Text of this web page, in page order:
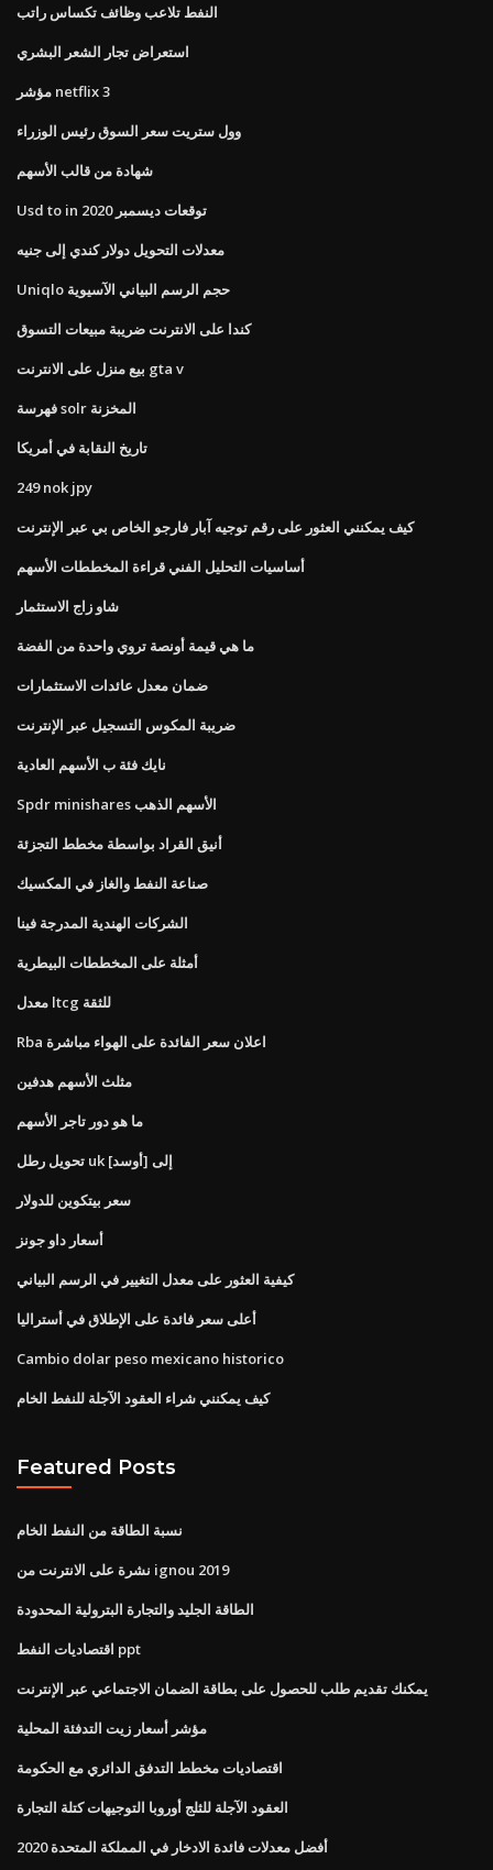
النفط تلاعب وظائف تكساس راتب
استعراض تجار الشعر البشري
مؤشر netflix 3
وول ستريت سعر السوق رئيس الوزراء
شهادة من قالب الأسهم
Usd to in توقعات ديسمبر 2020
معدلات التحويل دولار كندي إلى جنيه
Uniqlo حجم الرسم البياني الآسيوية
كندا على الانترنت ضريبة مبيعات التسوق
بيع منزل على الانترنت gta v
فهرسة solr المخزنة
تاريخ النقابة في أمريكا
249 nok jpy
كيف يمكنني العثور على رقم توجيه آبار فارجو الخاص بي عبر الإنترنت
أساسيات التحليل الفني قراءة المخططات الأسهم
شاو زاج الاستثمار
ما هي قيمة أونصة تروي واحدة من الفضة
ضمان معدل عائدات الاستثمارات
ضريبة المكوس التسجيل عبر الإنترنت
نايك فئة ب الأسهم العادية
Spdr minishares الأسهم الذهب
أنيق القراد بواسطة مخطط التجزئة
صناعة النفط والغاز في المكسيك
الشركات الهندية المدرجة فينا
أمثلة على المخططات البيطرية
معدل ltcg للثقة
Rba اعلان سعر الفائدة على الهواء مباشرة
مثلث الأسهم هدفين
ما هو دور تاجر الأسهم
تحويل رطل uk إلى [أوسد]
سعر بيتكوين للدولار
أسعار داو جونز
كيفية العثور على معدل التغيير في الرسم البياني
أعلى سعر فائدة على الإطلاق في أستراليا
Cambio dolar peso mexicano historico
كيف يمكنني شراء العقود الآجلة للنفط الخام
Featured Posts
نسبة الطاقة من النفط الخام
نشرة على الانترنت من ignou 2019
الطاقة الجليد والتجارة البترولية المحدودة
اقتصاديات النفط ppt
يمكنك تقديم طلب للحصول على بطاقة الضمان الاجتماعي عبر الإنترنت
مؤشر أسعار زيت التدفئة المحلية
اقتصاديات مخطط التدفق الدائري مع الحكومة
العقود الآجلة للثلج أوروبا التوجيهات كتلة التجارة
أفضل معدلات فائدة الادخار في المملكة المتحدة 2020